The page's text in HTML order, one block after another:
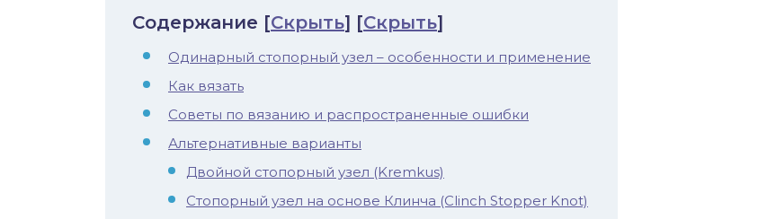
Содержание [Скрыть] [Скрыть]
Одинарный стопорный узел – особенности и применение
Как вязать
Советы по вязанию и распространенные ошибки
Альтернативные варианты
Двойной стопорный узел (Kremkus)
Стопорный узел на основе Клинча (Clinch Stopper Knot)